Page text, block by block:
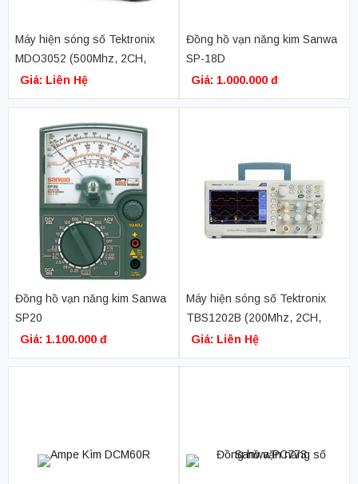
Máy hiện sóng số Tektronix
MDO3052 (500Mhz, 2CH,
2.5GS/s, chức năng phân tích
Giá: Liên Hệ
Đồng hồ vạn năng kim Sanwa
SP-18D
Giá: 1.000.000 đ
Đồng hồ vạn năng kim Sanwa
SP20
Giá: 1.100.000 đ
Máy hiện sóng số Tektronix
TBS1202B (200Mhz, 2CH,
2GS/s)
Giá: Liên Hệ